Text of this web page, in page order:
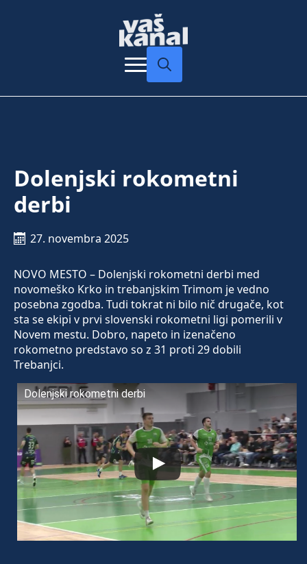
Dolenjski rokometni
derbi
27. novembra 2025
NOVO MESTO – Dolenjski rokometni derbi med
novomeško Krko in trebanjskim Trimom je vedno
posebna zgodba. Tudi tokrat ni bilo nič drugače, kot
sta se ekipi v prvi slovenski rokometni ligi pomerili v
Novem mestu. Dobro, napeto in izenačeno
rokometno predstavo so z 31 proti 29 dobili
Trebanjci.
Dolenjski rokometni derbi